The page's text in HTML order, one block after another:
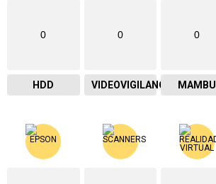
0
HDD
0
VIDEOVIGILANCIA
0
MAMBU